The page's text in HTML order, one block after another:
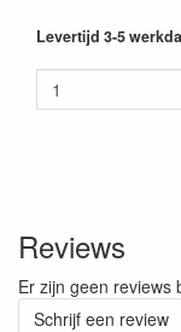
Levertijd 3-5
Reviews
Er zijn geen reviews
Schrijf een review